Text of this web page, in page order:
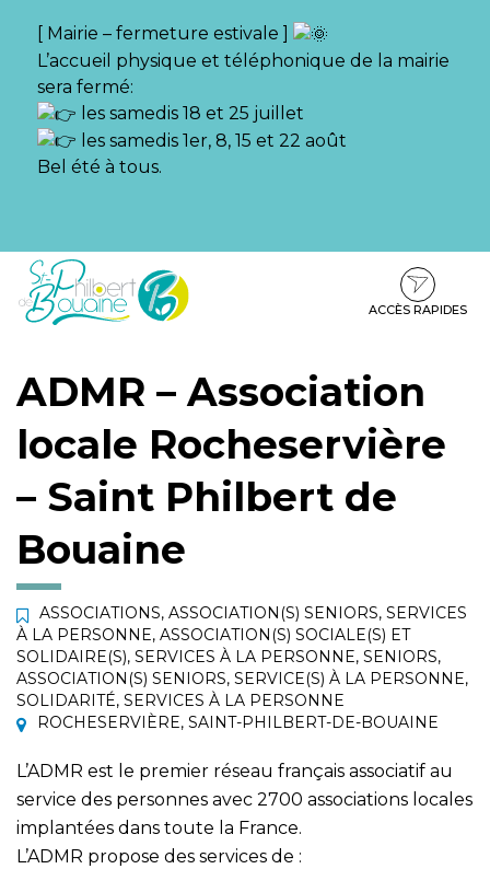
[ Mairie – fermeture estivale ]
L’accueil physique et téléphonique de la mairie
sera fermé:
les samedis 18 et 25 juillet
les samedis 1er, 8, 15 et 22 août
Bel été à tous.
Aller
Aller
contenu
Aller
pied
ACCÈS RAPIDES
ADMR – Association
locale Rocheservière
– Saint Philbert de
Bouaine
ASSOCIATIONS, ASSOCIATION(S) SENIORS, SERVICES
À LA PERSONNE, ASSOCIATION(S) SOCIALE(S) ET
SOLIDAIRE(S), SERVICES À LA PERSONNE, SENIORS,
ASSOCIATION(S) SENIORS, SERVICE(S) À LA PERSONNE,
SOLIDARITÉ, SERVICES À LA PERSONNE
ROCHESERVIÈRE, SAINT-PHILBERT-DE-BOUAINE
L’ADMR est le premier réseau français associatif au
service des personnes avec 2700 associations locales
implantées dans toute la France.
L’ADMR propose des services de :